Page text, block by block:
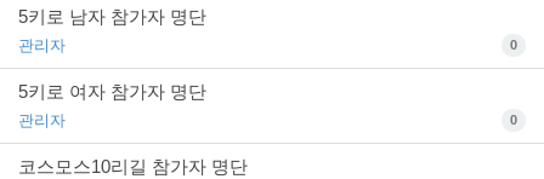
5키로 남자 참가자 명단
관리자 0
5키로 여자 참가자 명단
관리자 0
코스모스10리길 참가자 명단